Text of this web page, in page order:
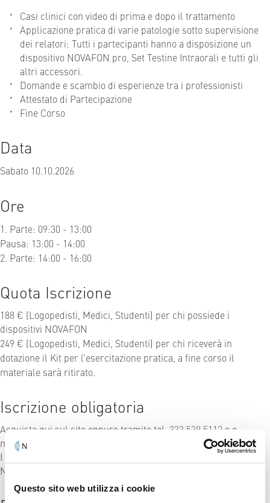
Questo sito web utilizza i cookie
Casi clinici con video di prima e dopo il trattamento
Applicazione pratica di varie patologie sotto supervisione
dei relatori: Tutti i partecipanti hanno a disposizione un
dispositivo NOVAFON pro, Set Testine Intraorali e tutti gli
altri accessori.
Domande e scambio di esperienze tra i professionisti
Attestato di Partecipazione
Fine Corso
Data
Sabato 10.10.2026
Ore
1. Parte: 09:30 - 13:00
Pausa: 13:00 - 14:00
2. Parte: 14:00 - 16:00
Quota Iscrizione
188 € (Logopedisti, Medici, Studenti) per chi possiede i
dispositivi NOVAFON
249 € (Logopedisti, Medici, Studenti) per chi riceverà in
dotazione il Kit per l’esercitazione pratica, a fine corso il
materiale sarà ritirato.
Iscrizione obligatoria
Acquista qui sul sito oppure tramite tel. 333 539 5112 o e-
mail:novafon@me-ri.it
I corsi sono esclusivamente aperti ai clienti della Me-Ri srls
NOVAFON Italia.